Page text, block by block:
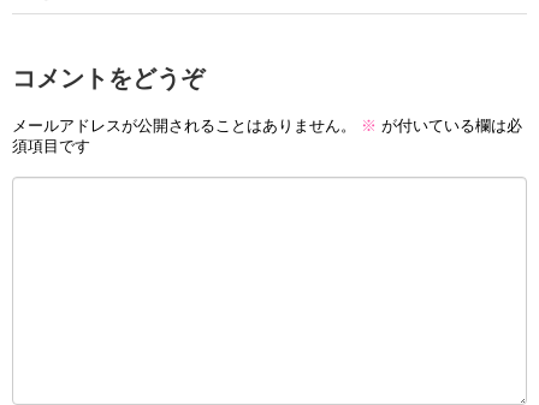
コメントをどうぞ
メールアドレスが公開されることはありません。 ※ が付いている欄は必
須項目です